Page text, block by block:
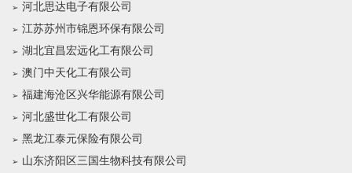
河北思达电子有限公司
江苏苏州市锦恩环保有限公司
湖北宜昌宏远化工有限公司
澳门中天化工有限公司
福建海沧区兴华能源有限公司
河北盛世化工有限公司
黑龙江泰元保险有限公司
山东济阳区三国生物科技有限公司